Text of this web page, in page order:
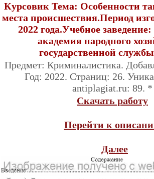
Курсовик Тема: Особенности
места происшествия.Период
2022 года.Учебное
академия народного
государственной
Предмет: Криминалистика.
Год: 2022. Страниц: 26.
antiplagiat.ru: 89. *
Скачать работу
Перейти к
Далее